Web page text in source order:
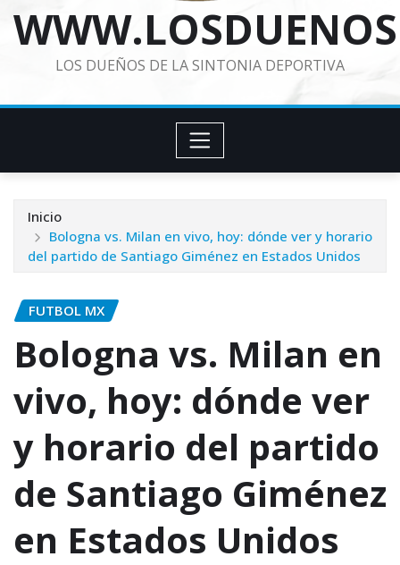
LOS DUEÑOS DE LA SINTONIA DEPORTIVA
Inicio
Bologna vs. Milan en vivo, hoy: dónde ver y horario
del partido de Santiago Giménez en Estados Unidos
FUTBOL MX
Bologna vs. Milan en
vivo, hoy: dónde ver
y horario del partido
de Santiago Giménez
en Estados Unidos